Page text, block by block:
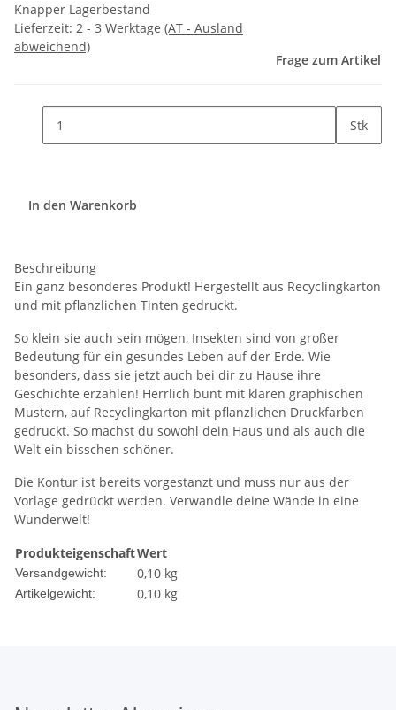
Knapper Lagerbestand
Lieferzeit: 2 - 3 Werktage (AT - Ausland
abweichend)
Frage zum Artikel
Stk
In den Warenkorb
Beschreibung
Ein ganz besonderes Produkt! Hergestellt aus Recyclingkarton
und mit pflanzlichen Tinten gedruckt.
So klein sie auch sein mögen, Insekten sind von großer
Bedeutung für ein gesundes Leben auf der Erde. Wie
besonders, dass sie jetzt auch bei dir zu Hause ihre
Geschichte erzählen! Herrlich bunt mit klaren graphischen
Mustern, auf Recyclingkarton mit pflanzlichen Druckfarben
gedruckt. So machst du sowohl dein Haus und als auch die
Welt ein bisschen schöner.
Die Kontur ist bereits vorgestanzt und muss nur aus der
Vorlage gedrückt werden. Verwandle deine Wände in eine
Wunderwelt!
ProdukteigenschaftWert
Versandgewicht: 0,10 kg
Artikelgewicht: 0,10 kg